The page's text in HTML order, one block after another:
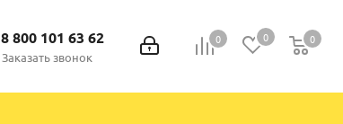
0 0 0
0
8 800 101 63 62
Заказать звонок